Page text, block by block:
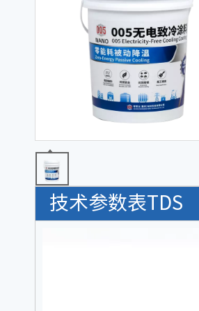
技术参数表TDS